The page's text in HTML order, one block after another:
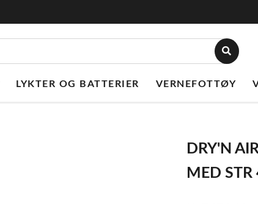
LYKTER OG BATTERIER VERNEFOTTØY
DRY'N
MED STR